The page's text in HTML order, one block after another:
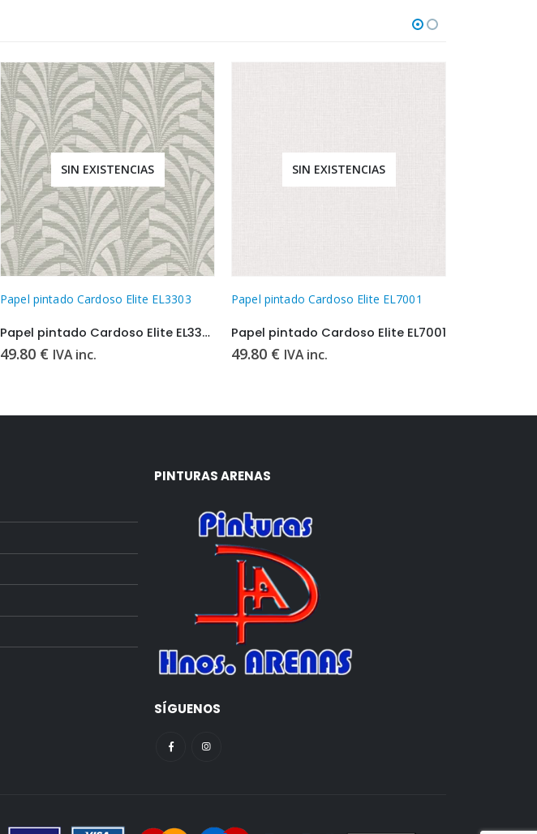
SIN EXISTENCIAS
Papel pintado Cardoso Elite EL7001
Papel pintado Cardoso Elite EL7001
49.80 € IVA inc.
SIN EXISTENCIAS
Papel pintado Cardoso Elite EL8101
Papel pintado Cardoso Elite EL8101
49.80 € IVA inc.
PINTURAS ARENAS
SÍGUENOS